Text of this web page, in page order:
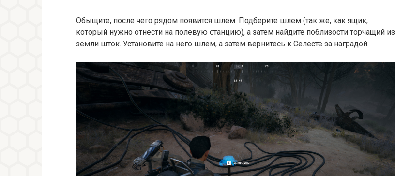
Обыщите, после чего рядом появится шлем. Подберите шлем (так же, как ящик,
который нужно отнести на полевую станцию), а затем найдите поблизости торчащий из
земли шток. Установите на него шлем, а затем вернитесь к Селесте за наградой.